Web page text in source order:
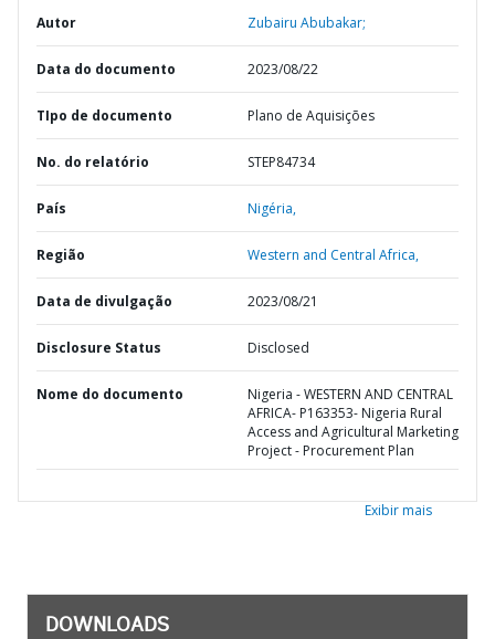
Autor Zubairu Abubakar;
Data do documento 2023/08/22
TIpo de documento Plano de Aquisições
No. do relatório STEP84734
País Nigéria,
Região Western and Central Africa,
Data de divulgação 2023/08/21
Disclosure Status Disclosed
Nome do documento
Nigeria - WESTERN AND CENTRAL
AFRICA- P163353- Nigeria Rural
Access and Agricultural Marketing
Project - Procurement Plan
Exibir mais
DOWNLOADS